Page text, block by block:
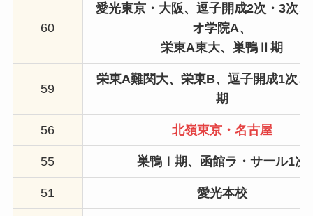
60
愛光東京・大阪、 逗子開成2次・3次、
オ学院A、
栄東A東大、巣鴨Ⅱ期
59
栄東A難関大、栄東B、逗子開成1次
期
56 北嶺東京・名古屋
55 巣鴨Ⅰ期、 函館ラ・サール1次
51 愛光本校